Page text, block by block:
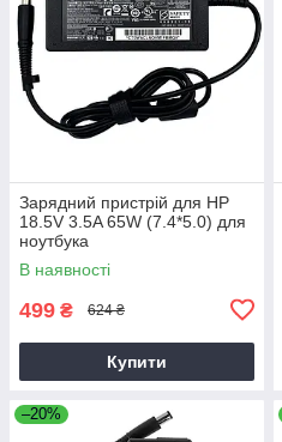
Зарядний пристрій для HP
18.5V 3.5A 65W (7.4*5.0) для
ноутбука
В наявності
499 ₴ 624 ₴
Купити
–20%